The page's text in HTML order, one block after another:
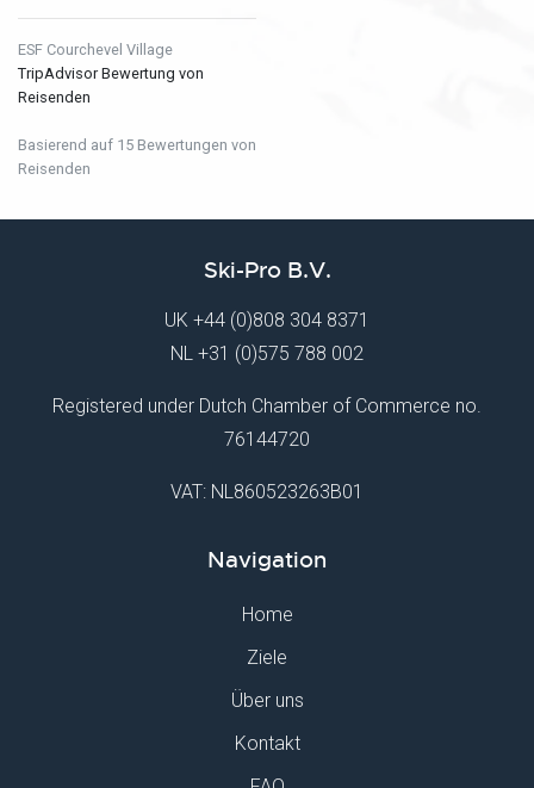
ESF Courchevel Village
TripAdvisor Bewertung von
Reisenden
Basierend auf 15 Bewertungen von
Reisenden
Ski-Pro B.V.
UK +44 (0)808 304 8371
NL +31 (0)575 788 002
Registered under Dutch Chamber of Commerce no.
76144720
VAT: NL860523263B01
Navigation
Home
Ziele
Über uns
Kontakt